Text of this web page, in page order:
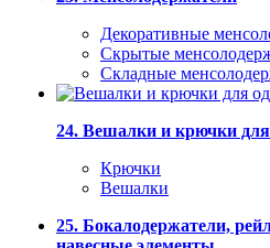
Декоративные
Скрытые
Складные
24. Вешалки и крючки
Крючки
Вешалки
25. Бокалодержатели,